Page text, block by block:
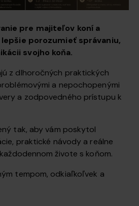
pre majiteľov koní a
porozumieť správaniu,
svojho koňa.
z dlhoročných praktických
a nepochopenými
a zodpovedného prístupu k
tak, aby vám poskytol
praktické návody a reálne
živote s koňom.
tempom, odkiaľkoľvek a